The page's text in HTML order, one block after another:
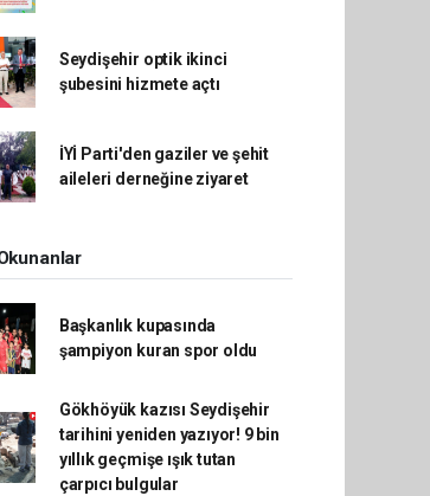
Seydişehir optik ikinci
şubesini hizmete açtı
İYİ Parti'den gaziler ve şehit
aileleri derneğine ziyaret
Başkanlık kupasında
şampiyon kuran spor oldu
Gökhöyük kazısı Seydişehir
tarihini yeniden yazıyor! 9 bin
yıllık geçmişe ışık tutan
çarpıcı bulgular